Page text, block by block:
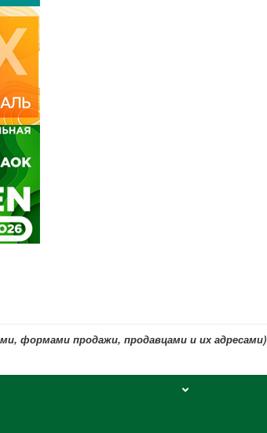
формами продажи, продавцами и их адресами)